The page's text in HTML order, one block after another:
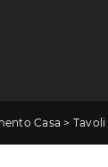
Casa > Tavoli